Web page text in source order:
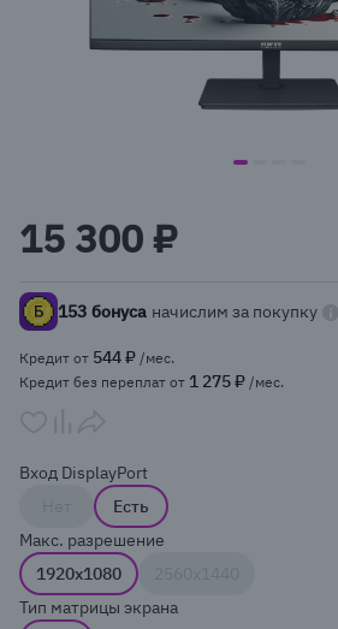
item
of
4
15 300 ₽
153 бонуса начислим за покупку
Кредит от 544 ₽ /мес.
Кредит без переплат от 1 275 ₽ /мес.
Вход DisplayPort
Есть
Макс. разрешение
1920x1080
Тип матрицы экрана